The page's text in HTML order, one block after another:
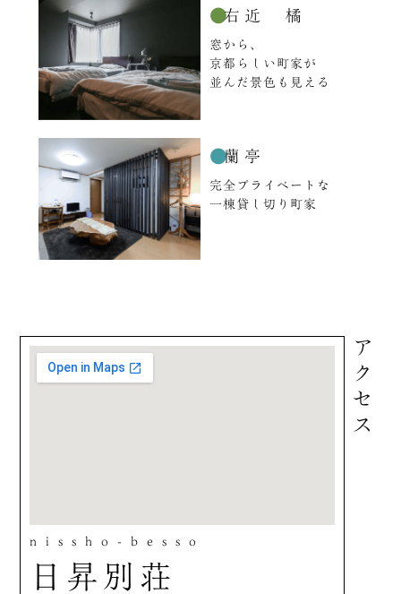
●右近 橘
窓から、
京都らしい町家が
並んだ景色も見える
●蘭亭
完全プライベートな
一棟貸し切り町家
nissho-besso
日昇別荘
アクセス